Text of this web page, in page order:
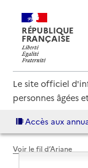
RÉPUBLIQUE
FRANÇAISE
Le site officiel
personnes âgées
Accès aux
Voir le fil d’Ariane